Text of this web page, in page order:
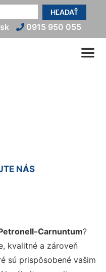
HĽADAŤ
0915 950 055
NÁS
Carnuntum?
kvalitné a zároveň
sú prispôsobené vašim